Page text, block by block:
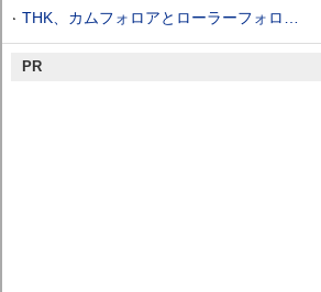
THK、カムフォロアとローラーフォロ…
PR